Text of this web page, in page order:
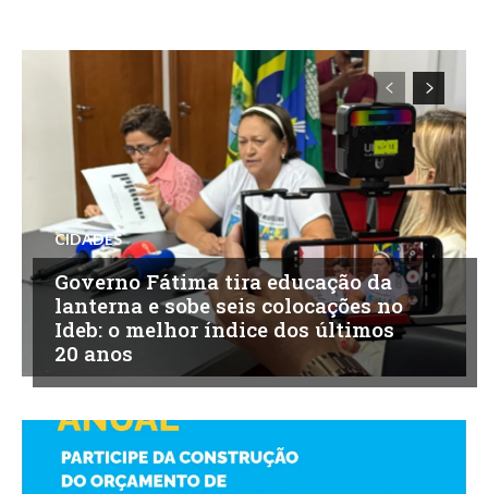
CIDADES
Governo Fátima tira educação da
lanterna e sobe seis colocações no
Ideb: o melhor índice dos últimos
20 anos